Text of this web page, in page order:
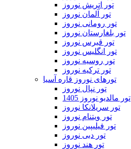
تور اتریش نوروز
تور آلمان نوروز
تور رومانی نوروز
تور بلغارستان نوروز
تور قبرس نوروز
تور انگلیس نوروز
تور روسیه نوروز
تور ترکیه نوروز
تورهای نوروز قاره آسیا
تور نپال نوروز
تور مالدیو نوروز 1405
تور سریلانکا نوروز
تور ویتنام نوروز
تور فیلیپین نوروز
تور دبی نوروز
تور هند نوروز